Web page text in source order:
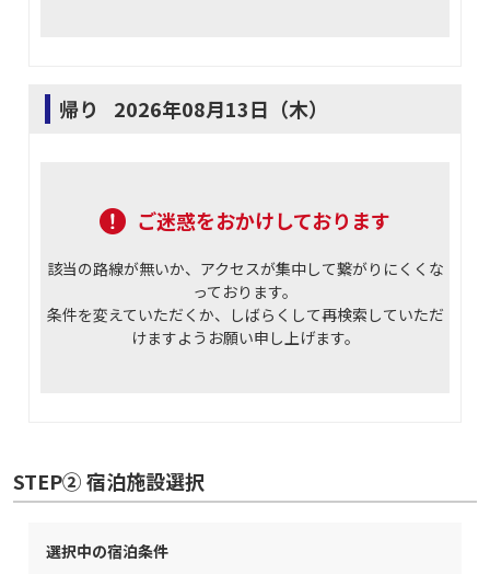
帰り 2026年08月13日（木）
ご迷惑をおかけしております
該当の路線が無いか、アクセスが集中して繋がりにくくな
っております。
条件を変えていただくか、しばらくして再検索していただ
けますようお願い申し上げます。
STEP② 宿泊施設選択
選択中の宿泊条件